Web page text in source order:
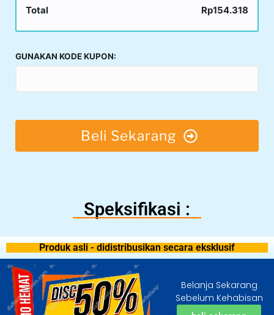
Total Rp154.318
GUNAKAN KODE KUPON:
Beli Sekarang
Speksifikasi :
Produk asli - didistribusikan secara eksklusif
Belanja Sekarang
Sebelum Kehabisan